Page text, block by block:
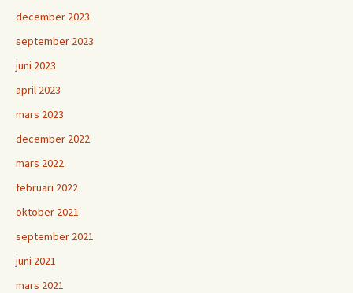
december 2023
september 2023
juni 2023
april 2023
mars 2023
december 2022
mars 2022
februari 2022
oktober 2021
september 2021
juni 2021
mars 2021